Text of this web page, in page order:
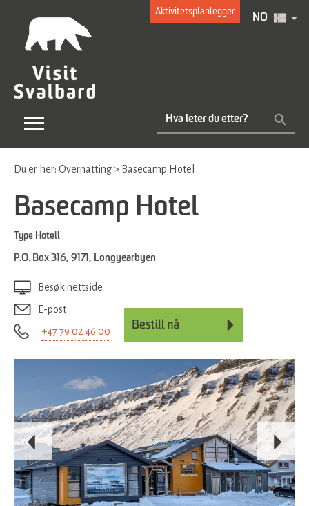
Aktivitetsplanlegger
NO
Du er her: Overnatting> Basecamp Hotel
Basecamp Hotel
Type Hotell
P.O. Box 316, 9171 , Longyearbyen
Besøk nettside
E-post
+47 79 02 46 00